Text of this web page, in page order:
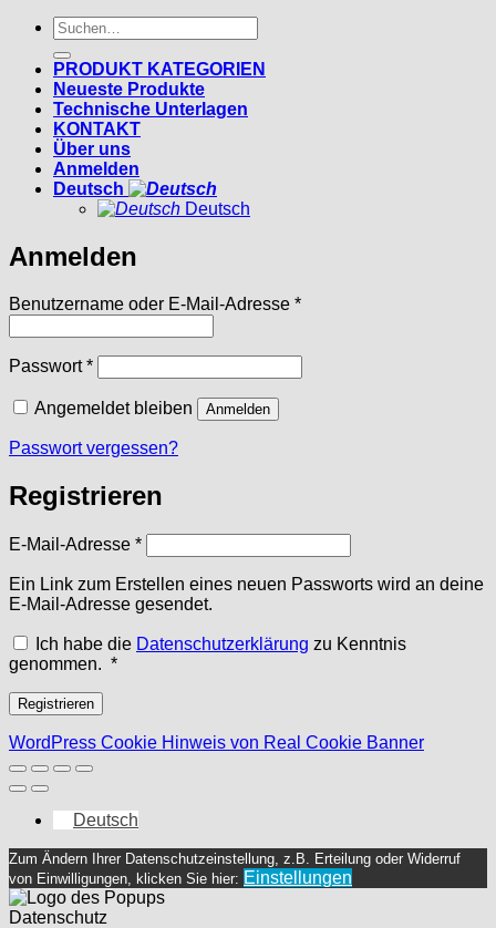
Suchen
nach:
PRODUKT KATEGORIEN
Neueste Produkte
Technische Unterlagen
KONTAKT
Über uns
Anmelden
Deutsch
Deutsch
Anmelden
Benutzername oder E-Mail-Adresse *Erforderlich
Passwort*Erforderlich
Angemeldet bleiben Anmelden
Passwort vergessen?
Registrieren
E-Mail-Adresse *Erforderlich
Ein Link zum Erstellen eines neuen Passworts wird an deine
E-Mail-Adresse gesendet.
Ich habe die Datenschutzerklärung zu Kenntnis
genommen. *Erforderlich
Registrieren
WordPress Cookie Hinweis von Real Cookie Banner
Deutsch
Zum Ändern Ihrer Datenschutzeinstellung, z.B. Erteilung oder Widerruf
von Einwilligungen, klicken Sie hier: Einstellungen
Datenschutz